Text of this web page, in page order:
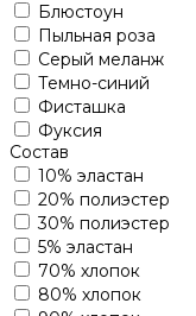
Блюстоун
Пыльная роза
Серый меланж
Темно-синий
Фисташка
Фуксия
Состав
10% эластан
20% полиэстер
30% полиэстер
5% эластан
70% хлопок
80% хлопок